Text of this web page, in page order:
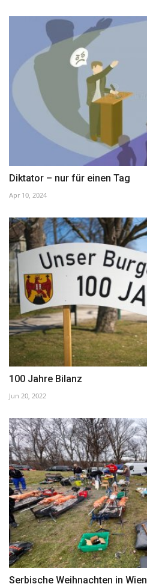
Diktator – nur für einen Tag
Apr 10, 2024
100 Jahre Bilanz
Jun 20, 2022
Serbische Weihnachten in Wien